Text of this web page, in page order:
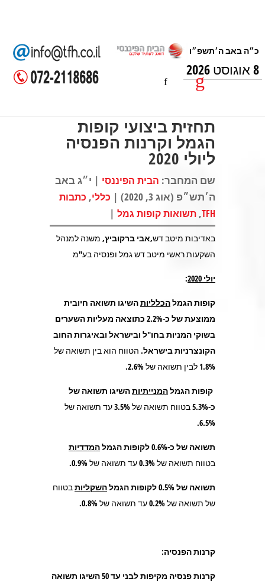
8 אוגוסט 2026
תחזית ביצועי קופות
הגמל וקרנות הפנסיה
ליולי 2020
שם המחבר: הבית הפיננסי | י״ג באב
ה׳תש״פ (אוג 3, 2020) |
כללי, כתבות
TFH
, תשואות קופות גמל |
באדיבות מיטב דש,אבי ברקוביץ, משנה למנהל
השקעות ראשי מיטב דש גמל ופנסיה בע"מ
יולי 2020 :
קופות הגמלהכלליותהשיגו תשואה חיובית
ממוצעת של כ-2.2% כתוצאה מעליות השערים
בשוקי המניות בחו"ל ובישראל ובאיגרות החוב
הקונצרניות בישראל. הטווח הוא בין תשואה של
1.8% לבין תשואה של 2.6%.
קופות הגמלהמנייתיותהשיגו תשואה של
כ-5.3%
בטווח תשואה של 3.5% עד תשואה של
6.5%.
תשואה של כ-0.6% לקופות הגמל
המדדיות
בטווח תשואה של 0.3% עד תשואה של 0.9%.
תשואה של 0.5% לקופות הגמל השקליותבטווח
של תשואה של 0.2% עד תשואה של 0.8%.
קרנות הפנסיה:
קרנות פנסיה מקיפות לבני עד 50 השיגו תשואה